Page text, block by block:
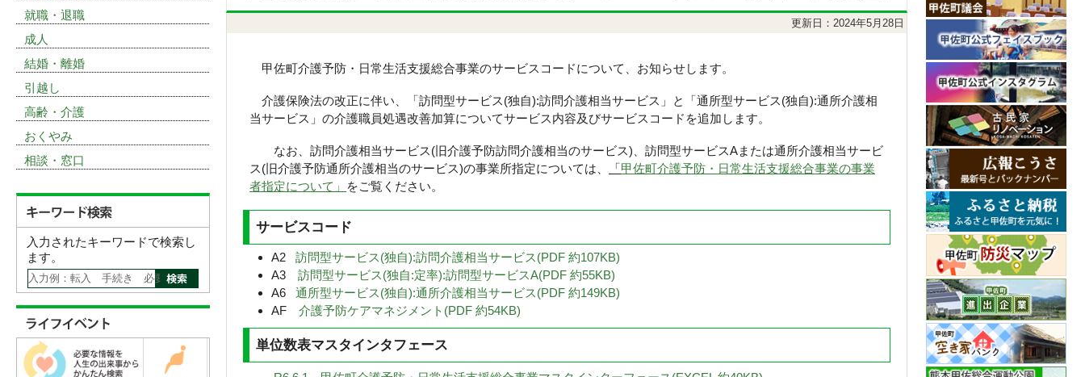
更新日：2024年5月28日
甲佐町介護予防・日常生活支援総合事業のサービスコードについて、お知らせします。
介護保険法の改正に伴い、「訪問型サービス(独自):訪問介護相当サービス」と「通所型サービス(独自):通所介護相
当サービス」の介護職員処遇改善加算についてサービス内容及びサービスコードを追加します。
なお、訪問介護相当サービス(旧介護予防訪問介護相当のサービス)、訪問型サービスAまたは通所介護相当サービ
ス(旧介護予防通所介護相当のサービス)の事業所指定については、
「甲佐町介護予防・日常生活支援総合事業の事業
者指定について」
をご覧ください。
サービスコード
A2訪問型サービス(独自):訪問介護相当サービス(PDF 約107KB)
A3訪問型サービス(独自:定率):訪問型サービスA(PDF 約55KB)
A6通所型サービス(独自):通所介護相当サービス(PDF 約149KB)
AF介護予防ケアマネジメント(PDF 約54KB)
単位数表マスタインタフェース
就職・退職
成人
結婚・離婚
引越し
高齢・介護
おくやみ
相談・窓口
入力されたキーワードで検索し
ます。